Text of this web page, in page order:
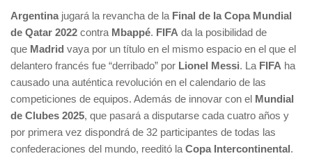
Argentina jugará la revancha de la Final de la Copa Mundial
de Qatar 2022 contra Mbappé. FIFA da la posibilidad de
que Madrid vaya por un título en el mismo espacio en el que el
delantero francés fue “derribado” por Lionel Messi. La FIFA ha
causado una auténtica revolución en el calendario de las
competiciones de equipos. Además de innovar con el Mundial
de Clubes 2025, que pasará a disputarse cada cuatro años y
por primera vez dispondrá de 32 participantes de todas las
confederaciones del mundo, reeditó la Copa Intercontinental.